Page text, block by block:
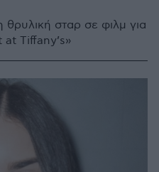
σταρ σε φιλμ για
at Tiffany’s»